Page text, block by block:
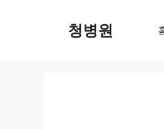
청병원